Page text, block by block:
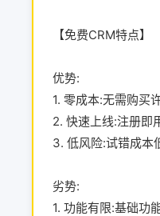
【免费CRM特点】
优势:
1. 零成本:无需购买
2. 快速上线:注册即
3. 低风险:试错成本
劣势:
1. 功能有限:基础功